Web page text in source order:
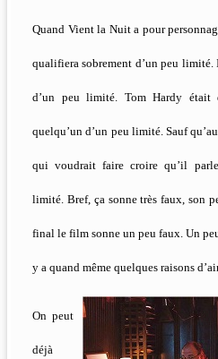
Quand Vient la Nuit a pour
qualifiera sobrement d’un peu
d’un peu limité. Tom Hardy était
quelqu’un d’un peu limité. Sauf
qui voudrait faire croire qu’il
limité. Bref, ça sonne très faux, son
final le film sonne un peu faux. Un
y a quand même quelques raisons
On peut
déjà